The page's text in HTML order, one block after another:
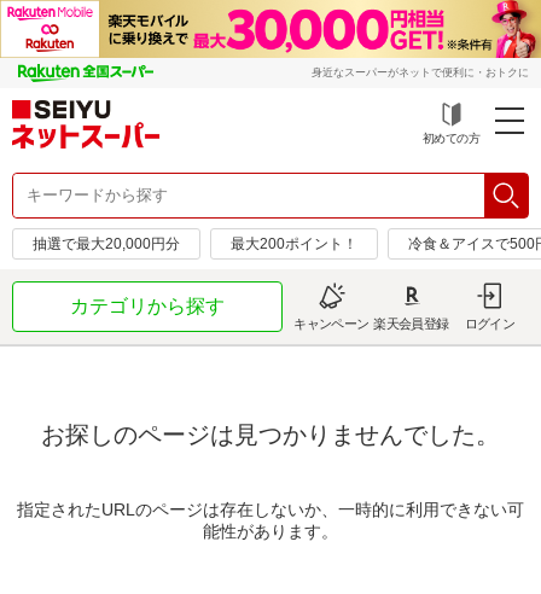
身近なスーパーがネットで便利に・おトクに
初めての方
抽選で最大20,000円分 最大200ポイント！ 冷食＆アイスで500
カテゴリから探す
キャンペーン 楽天会員登録 ログイン
お探しのページは見つかりませんでした。
指定されたURLのページは存在しないか、一時的に利用できない可
能性があります。